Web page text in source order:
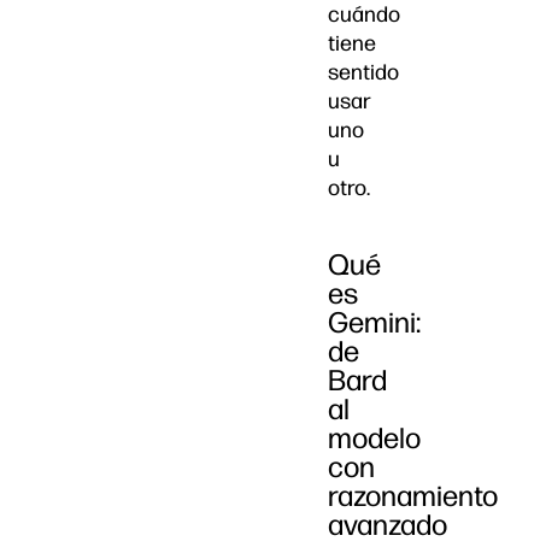
cuándo
tiene
sentido
usar
uno
u
otro.
Qué
es
Gemini:
de
Bard
al
modelo
con
razonamiento
avanzado